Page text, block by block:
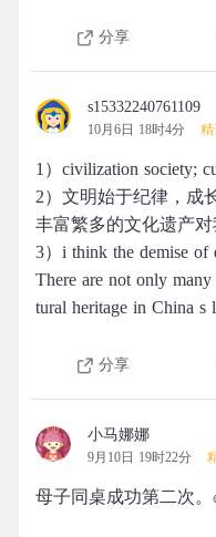
分享
s15332240761109
10月6日 18时4分
1）civilization society;
2）文明始于纪律，成
丰富繁多的文化遗产
3）i think the demise of
There are not only
tural heritage in China s
分享
小马娜娜
9月10日 19时22分
母子同桌成功第二次。